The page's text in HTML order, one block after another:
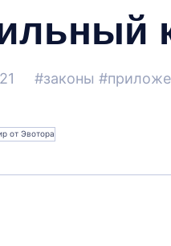
#законы